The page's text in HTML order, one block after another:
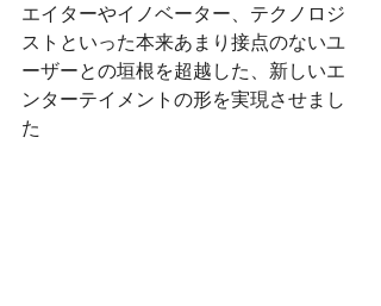
エイターやイノベーター、テクノロジ
ストといった本来あまり接点のないユ
ーザーとの垣根を超越した、新しいエ
ンターテイメントの形を実現させまし
た